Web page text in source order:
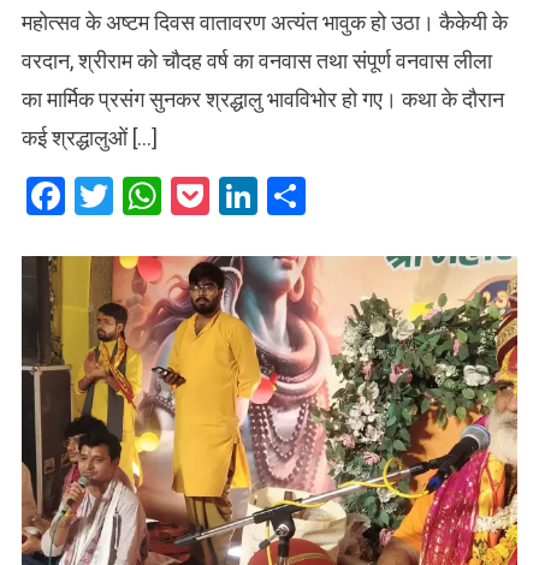
महोत्सव के अष्टम दिवस वातावरण अत्यंत भावुक हो उठा। कैकेयी के
वरदान, श्रीराम को चौदह वर्ष का वनवास तथा संपूर्ण वनवास लीला
का मार्मिक प्रसंग सुनकर श्रद्धालु भावविभोर हो गए। कथा के दौरान
कई श्रद्धालुओं […]
Facebook
Twitter
WhatsApp
PocketLinkedIn